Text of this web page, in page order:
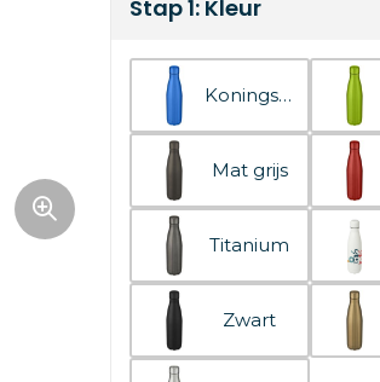
Stap 1: Kleur
Koningsblauw
Mat grijs
Titanium
Zwart